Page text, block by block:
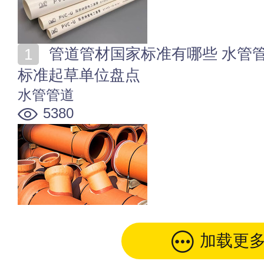
标准起草单位盘点
水管管道
5380
加载更